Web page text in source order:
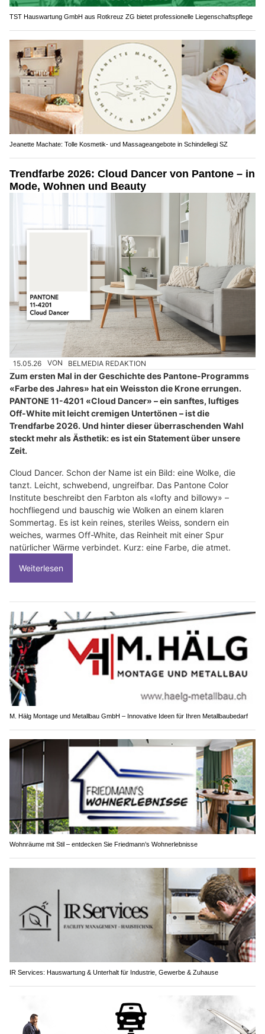
TST Hauswartung GmbH aus Rotkreuz ZG bietet professionelle Liegenschaftspflege
Jeanette Machate: Tolle Kosmetik- und Massageangebote in Schindellegi SZ
Trendfarbe 2026: Cloud Dancer von Pantone – in
Mode, Wohnen und Beauty
15.05.26 VON BELMEDIA REDAKTION
Zum ersten Mal in der Geschichte des Pantone-Programms
«Farbe des Jahres» hat ein Weisston die Krone errungen.
PANTONE 11-4201 «Cloud Dancer» – ein sanftes, luftiges
Off-White mit leicht cremigen Untertönen – ist die
Trendfarbe 2026. Und hinter dieser überraschenden Wahl
steckt mehr als Ästhetik: es ist ein Statement über unsere
Zeit.
Cloud Dancer. Schon der Name ist ein Bild: eine Wolke, die
tanzt. Leicht, schwebend, ungreifbar. Das Pantone Color
Institute beschreibt den Farbton als «lofty and billowy» –
hochfliegend und bauschig wie Wolken an einem klaren
Sommertag. Es ist kein reines, steriles Weiss, sondern ein
weiches, warmes Off-White, das Reinheit mit einer Spur
natürlicher Wärme verbindet. Kurz: eine Farbe, die atmet.
Weiterlesen
M. Hälg Montage und Metallbau GmbH – Innovative Ideen für Ihren Metallbaubedarf
Wohnräume mit Stil – entdecken Sie Friedmann’s Wohnerlebnisse
IR Services: Hauswartung & Unterhalt für Industrie, Gewerbe & Zuhause